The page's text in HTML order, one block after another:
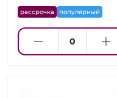
рассрочка популярный